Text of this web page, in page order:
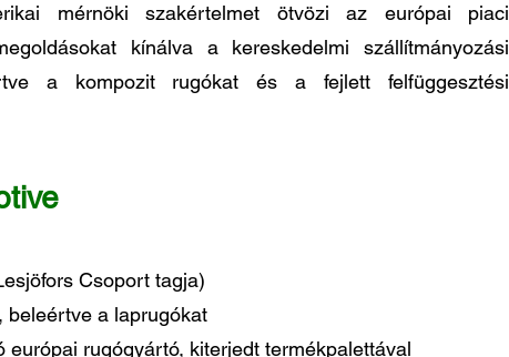
mérnöki szakértelmet ötvözi az európai piaci
kínálva a kereskedelmi szállítmányozási
a kompozit rugókat és a fejlett felfüggesztési
Csoport tagja)
beleértve a laprugókat
európai rugógyártó, kiterjedt termékpalettával